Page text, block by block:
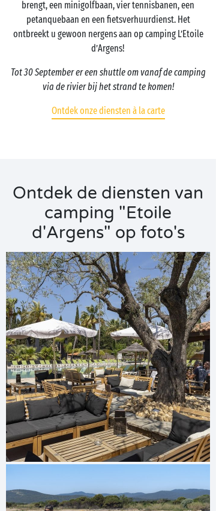
brengt, een minigolfbaan, vier tennisbanen, een
petanquebaan en een fietsverhuurdienst. Het
ontbreekt u gewoon nergens aan op camping L’Etoile
d’Argens!
Tot 30 September er een shuttle om vanaf de camping
via de rivier bij het strand te komen!
Ontdek onze diensten à la carte
Ontdek de diensten van
camping "Etoile
d'Argens" op foto's